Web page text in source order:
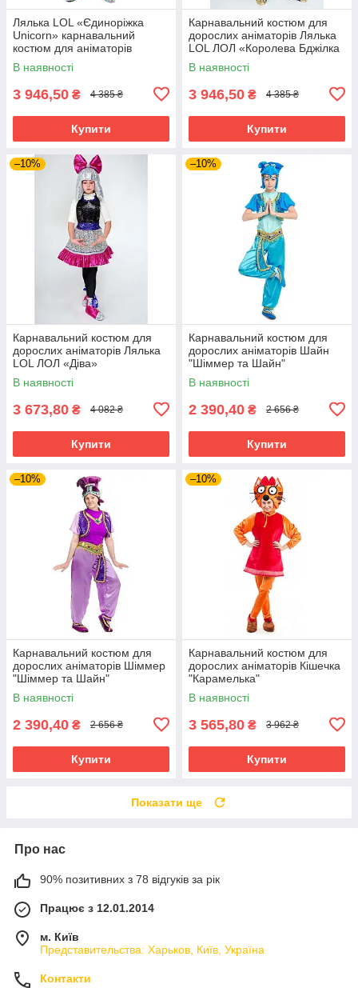
Лялька LOL «Єдиноріжка
Unicorn» карнавальний
костюм для аніматорів
В наявності
3 946,50 ₴ 4 385 ₴
Купити
Карнавальний костюм для
дорослих аніматорів Лялька
LOL ЛОЛ «Королева Бджілка
(Queen Bee)»
В наявності
3 946,50 ₴ 4 385 ₴
Купити
–10%
Карнавальний костюм для
дорослих аніматорів Лялька
LOL ЛОЛ «Діва»
В наявності
3 673,80 ₴ 4 082 ₴
Купити
–10%
Карнавальний костюм для
дорослих аніматорів Шайн
"Шіммер та Шайн"
В наявності
2 390,40 ₴ 2 656 ₴
Купити
–10%
Карнавальний костюм для
дорослих аніматорів Шіммер
"Шіммер та Шайн"
В наявності
2 390,40 ₴ 2 656 ₴
Купити
–10%
Карнавальний костюм для
дорослих аніматорів Кішечка
"Карамелька"
В наявності
3 565,80 ₴ 3 962 ₴
Купити
Показати ще
Про нас
90% позитивних з 78 відгуків за рік
Працює з 12.01.2014
м. Київ
Представительства: Харьков, Київ, Україна
Контакти